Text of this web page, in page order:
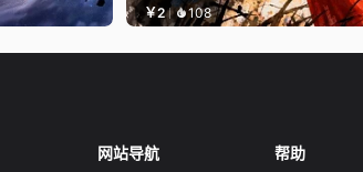
￥2 108
网站导航 帮助